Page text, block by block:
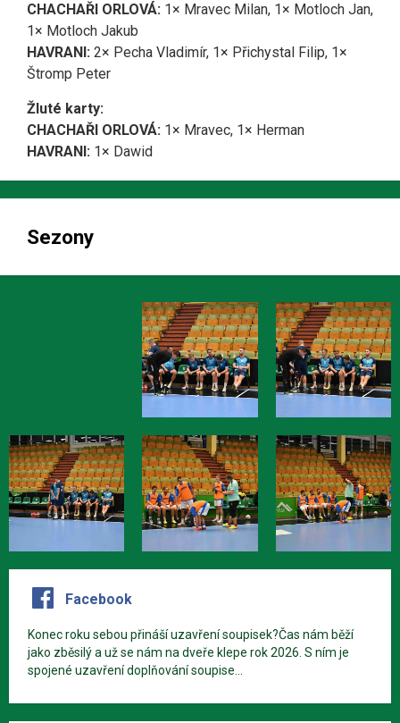
CHACHAŘI ORLOVÁ: 1× Mravec Milan, 1× Motloch Jan,
1× Motloch Jakub
HAVRANI: 2× Pecha Vladimír, 1× Přichystal Filip, 1×
Štromp Peter
Žluté karty:
CHACHAŘI ORLOVÁ: 1× Mravec, 1× Herman
HAVRANI: 1× Dawid
Sezony
Facebook
Konec roku sebou přináší uzavření soupisek?Čas nám běží
jako zběsilý a už se nám na dveře klepe rok 2026. S ním je
spojené uzavření doplňování soupise...